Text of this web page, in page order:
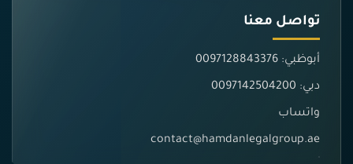
تواصل معنا
أبوظبي: 0097128843376
دبي: 0097142504200
واتساب
contact@hamdanlegalgroup.ae